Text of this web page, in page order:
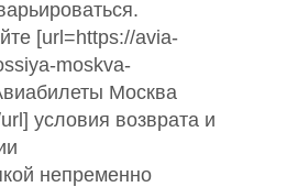
[url=https://avia-
moskva-
Москва
условия возврата и
непременно